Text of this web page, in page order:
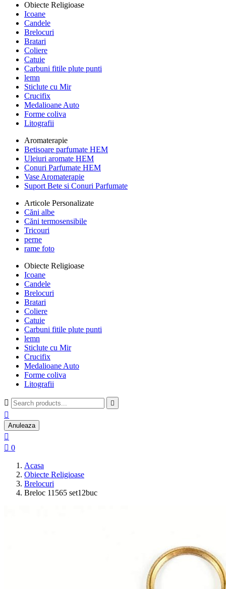
Obiecte Religioase
Icoane
Candele
Brelocuri
Bratari
Coliere
Catuie
Carbuni fitile plute punti
lemn
Sticlute cu Mir
Crucifix
Medalioane Auto
Forme coliva
Litografii
Aromaterapie
Betisoare parfumate HEM
Uleiuri aromate HEM
Conuri Parfumate HEM
Vase Aromaterapie
Suport Bete si Conuri Parfumate
Articole Personalizate
Căni albe
Căni termosensibile
Tricouri
perne
rame foto
Obiecte Religioase
Icoane
Candele
Brelocuri
Bratari
Coliere
Catuie
Carbuni fitile plute punti
lemn
Sticlute cu Mir
Crucifix
Medalioane Auto
Forme coliva
Litografii
 

Anuleaza

 0
Acasa
Obiecte Religioase
Brelocuri
Breloc 11565 set12buc